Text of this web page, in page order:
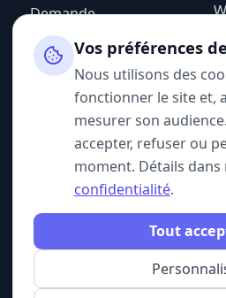
Demande
d'information
Espace admin
SUIVEZ-NOUS
© 2026 WASPP. Tous
Vos préférences
Nous utilisons des
fonctionner le site et,
mesurer son
accepter, refuser ou
moment. Détails
confidentialité.
Tout